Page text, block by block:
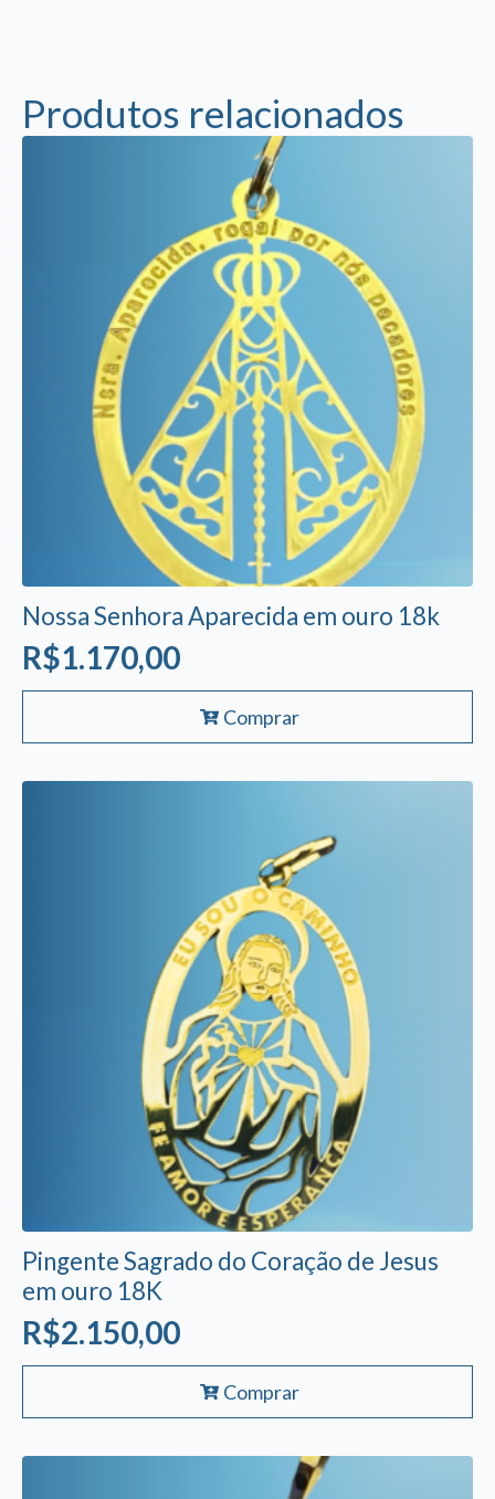
Produtos relacionados
Nossa Senhora Aparecida em ouro 18k
R$1.170,00
Comprar
Pingente Sagrado do Coração de Jesus
em ouro 18K
R$2.150,00
Comprar